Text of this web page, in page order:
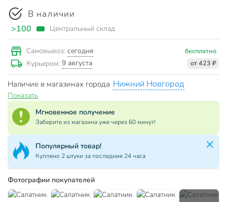
В наличии
>100 Центральный склад
Самовывоз: сегодня бесплатно
Курьером: 9 августа от 423 ₽
Наличие в магазинах города Нижний Новгород
Показать
Мгновенное получение
Заберите из магазина уже через 60 минут!
Популярный товар!
Куплено 2 штуки за последние 24 часа
Фотографии покупателей